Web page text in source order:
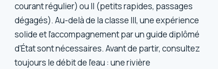
courant régulier) ou II (petits rapides, passages
dégagés). Au-delà de la classe III, une expérience
solide et l’accompagnement par un guide diplômé
d’État sont nécessaires. Avant de partir, consultez
toujours le débit de l’eau : une rivière